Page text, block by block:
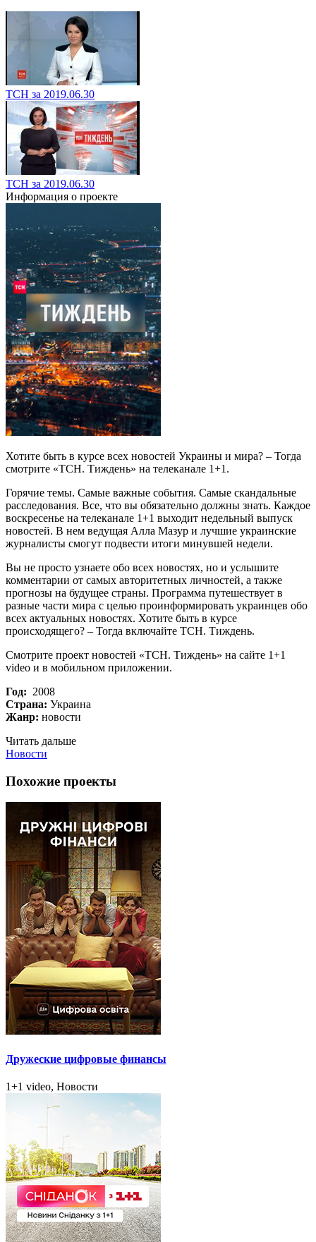
ТСН за 2019.06.30
ТСН за 2019.06.30
Информация о проекте
Хотите быть в курсе всех новостей Украины и мира? – Тогда
смотрите «ТСН. Тиждень» на телеканале 1+1.
Горячие темы. Самые важные события. Самые скандальные
расследования. Все, что вы обязательно должны знать. Каждое
воскресенье на телеканале 1+1 выходит недельный выпуск
новостей. В нем ведущая Алла Мазур и лучшие украинские
журналисты смогут подвести итоги минувшей недели.
Вы не просто узнаете обо всех новостях, но и услышите
комментарии от самых авторитетных личностей, а также
прогнозы на будущее страны. Программа путешествует в
разные части мира с целью проинформировать украинцев обо
всех актуальных новостях. Хотите быть в курсе
происходящего? – Тогда включайте ТСН. Тиждень.
Смотрите проект новостей «ТСН. Тиждень» на сайте 1+1
video и в мобильном приложении.
Год: 2008
Страна: Украина
Жанр: новости
Читать дальше
Новости
Похожие проекты
Дружеские цифровые финансы
1+1 video, Новости